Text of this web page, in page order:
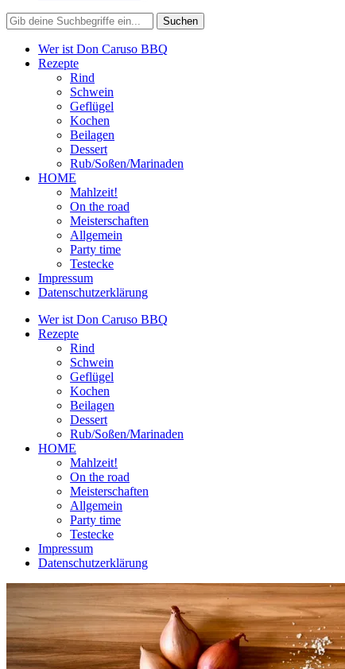
Wer ist Don Caruso BBQ
Rezepte
Rind
Schwein
Geflügel
Kochen
Beilagen
Dessert
Rub/Soßen/Marinaden
HOME
Mahlzeit!
On the road
Meisterschaften
Allgemein
Party time
Testecke
Impressum
Datenschutzerklärung
Wer ist Don Caruso BBQ
Rezepte
Rind
Schwein
Geflügel
Kochen
Beilagen
Dessert
Rub/Soßen/Marinaden
HOME
Mahlzeit!
On the road
Meisterschaften
Allgemein
Party time
Testecke
Impressum
Datenschutzerklärung